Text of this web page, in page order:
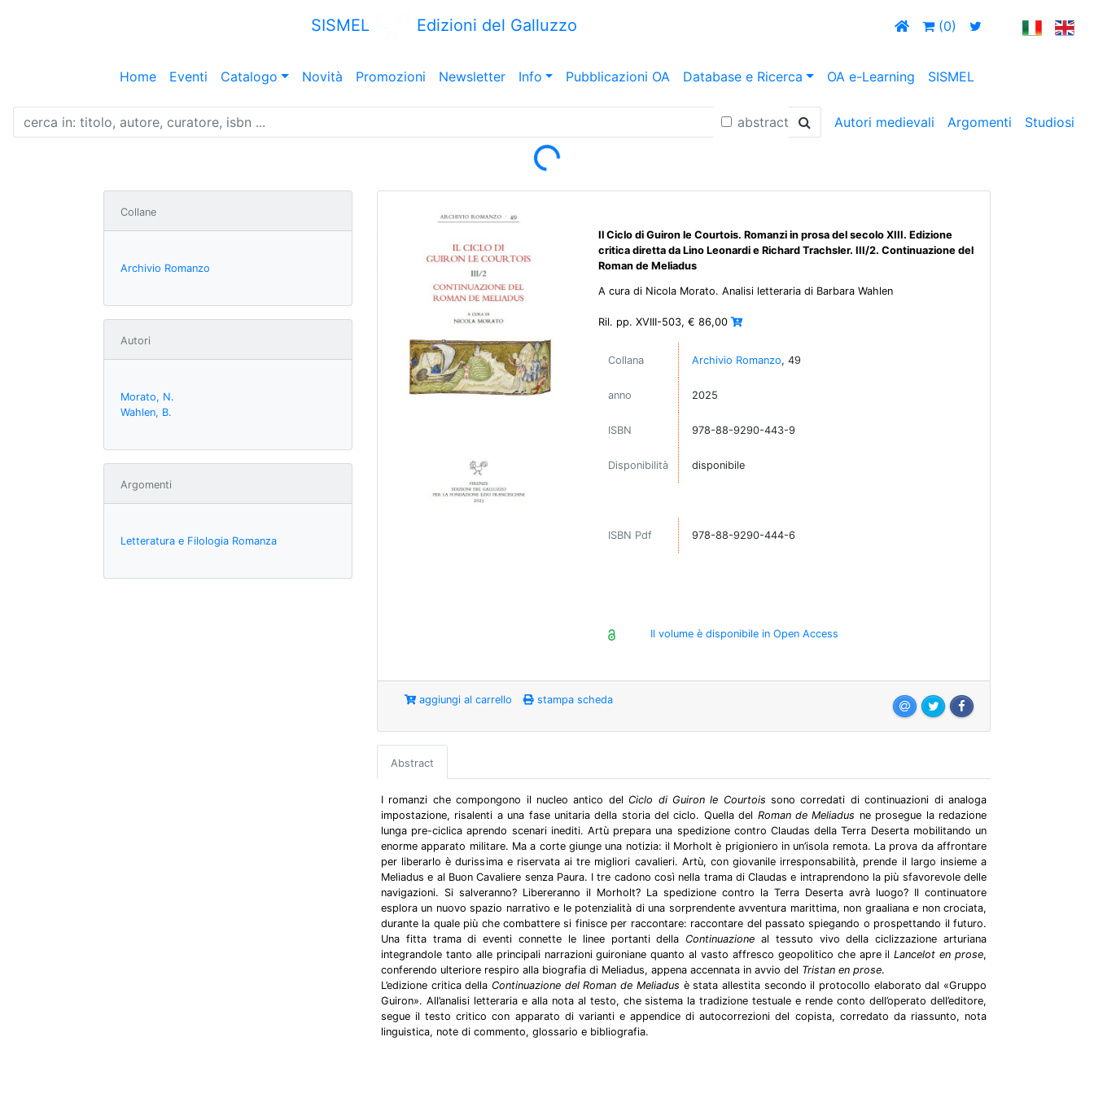
SISMEL Edizioni del Galluzzo (0)
Home Eventi Catalogo Novità Promozioni Newsletter Info Pubblicazioni OA Database e Ricerca OA e-Learning SISMEL
abstract Autori medievali Argomenti Studiosi
Loading...
Collane
Archivio Romanzo
Autori
Morato, N.
Wahlen, B.
Argomenti
Letteratura e Filologia Romanza
Il Ciclo di Guiron le Courtois. Romanzi in prosa del secolo XIII. Edizione
critica diretta da Lino Leonardi e Richard Trachsler. III/2. Continuazione del
Roman de Meliadus
A cura di Nicola Morato. Analisi letteraria di Barbara Wahlen
Ril. pp. XVIII-503, € 86,00
Collana Archivio Romanzo, 49
anno 2025
ISBN 978-88-9290-443-9
Disponibilità disponibile
ISBN Pdf 978-88-9290-444-6
Il volume è disponibile in Open Access
aggiungi al carrello stampa scheda
Abstract
I romanzi che compongono il nucleo antico del Ciclo di Guiron le Courtois sono corredati di continuazioni di analoga
impostazione, risalenti a una fase unitaria della storia del ciclo. Quella del Roman de Meliadus ne prosegue la redazione
lunga pre-ciclica aprendo scenari inediti. Artù prepara una spedizione contro Claudas della Terra Deserta mobilitando un
enorme apparato militare. Ma a corte giunge una notizia: il Morholt è prigioniero in un’isola remota. La prova da affrontare
per liberarlo è durissima e riservata ai tre migliori cavalieri. Artù, con giovanile irresponsabilità, prende il largo insieme a
Meliadus e al Buon Cavaliere senza Paura. I tre cadono così nella trama di Claudas e intraprendono la più sfavorevole delle
navigazioni. Si salveranno? Libereranno il Morholt? La spedizione contro la Terra Deserta avrà luogo? Il continuatore
esplora un nuovo spazio narrativo e le potenzialità di una sorprendente avventura marittima, non graaliana e non crociata,
durante la quale più che combattere si finisce per raccontare: raccontare del passato spiegando o prospettando il futuro.
Una fitta trama di eventi connette le linee portanti della Continuazione al tessuto vivo della ciclizzazione arturiana
integrandole tanto alle principali narrazioni guironiane quanto al vasto affresco geopolitico che apre ilLancelot en prose,
conferendo ulteriore respiro alla biografia di Meliadus, appena accennata in avvio del Tristan en prose.
L’edizione critica della Continuazione del Roman de Meliadus è stata allestita secondo il protocollo elaborato dal «Gruppo
Guiron». All’analisi letteraria e alla nota al testo, che sistema la tradizione testuale e rende conto dell’operato dell’editore,
segue il testo critico con apparato di varianti e appendice di autocorrezioni del copista, corredato da riassunto, nota
linguistica, note di commento, glossario e bibliografia.